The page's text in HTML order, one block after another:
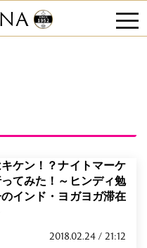
ケン！？ナイトマーケ
てみた！～ヒンディ勉
インド・ヨガヨガ滞在
2018.02.24 / 21:12